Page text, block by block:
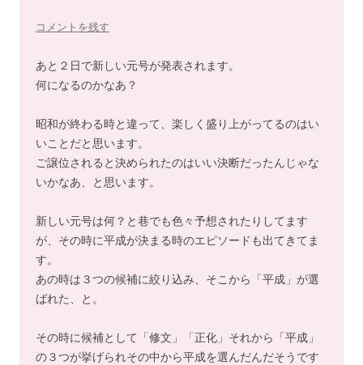
コメントを残す
あと２日で新しい元号が発表されます。
何になるのかなあ？
昭和が終わる時と違って、楽しく盛り上がってるのはい
いことだと思います。
ご譲位されると決められたのはいい決断だったんじゃな
いかなあ、と思います。
新しい元号は何？と巷でも色々予想されたりしてます
が、その時に平成が決まる時のエピソードも出てきてま
す。
あの時は３つの候補に絞り込み、そこから「平成」が選
ばれた、と。
その時に候補として「修文」「正化」それから「平成」
の３つが挙げられその中から平成を選んだんだそうです